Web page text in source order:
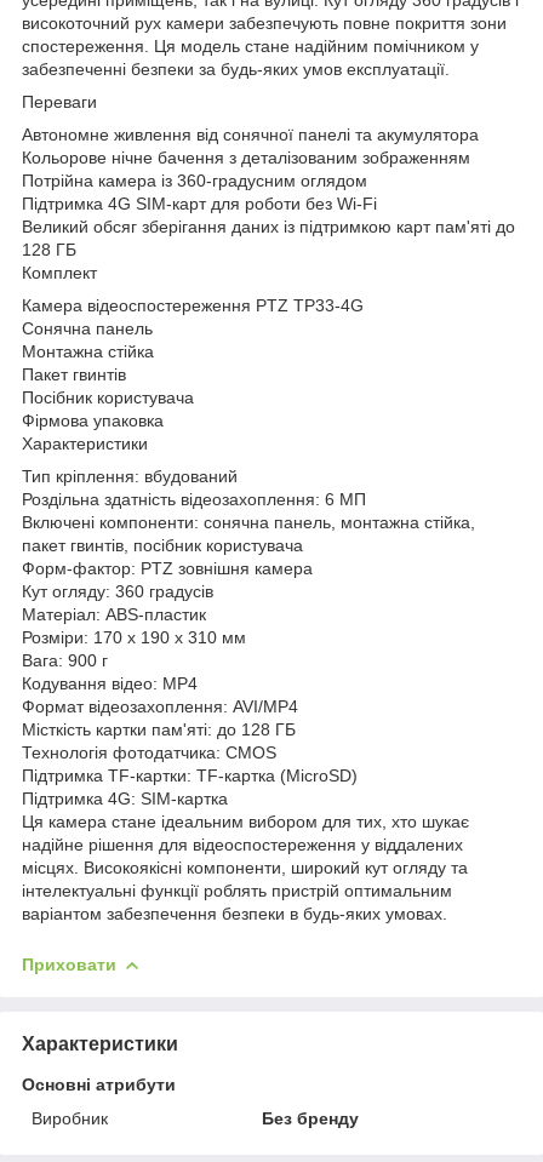
високоточний рух камери забезпечують повне покриття зони
спостереження. Ця модель стане надійним помічником у
забезпеченні безпеки за будь-яких умов експлуатації.
Переваги
Автономне живлення від сонячної панелі та акумулятора
Кольорове нічне бачення з деталізованим зображенням
Потрійна камера із 360-градусним оглядом
Підтримка 4G SIM-карт для роботи без Wi-Fi
Великий обсяг зберігання даних із підтримкою карт пам'яті до
128 ГБ
Комплект
Камера відеоспостереження PTZ TP33-4G
Сонячна панель
Монтажна стійка
Пакет гвинтів
Посібник користувача
Фірмова упаковка
Характеристики
Тип кріплення: вбудований
Роздільна здатність відеозахоплення: 6 МП
Включені компоненти: сонячна панель, монтажна стійка,
пакет гвинтів, посібник користувача
Форм-фактор: PTZ зовнішня камера
Кут огляду: 360 градусів
Матеріал: ABS-пластик
Розміри: 170 x 190 x 310 мм
Вага: 900 г
Кодування відео: MP4
Формат відеозахоплення: AVI/MP4
Місткість картки пам'яті: до 128 ГБ
Технологія фотодатчика: CMOS
Підтримка TF-картки: TF-картка (MicroSD)
Підтримка 4G: SIM-картка
Ця камера стане ідеальним вибором для тих, хто шукає
надійне рішення для відеоспостереження у віддалених
місцях. Високоякісні компоненти, широкий кут огляду та
інтелектуальні функції роблять пристрій оптимальним
варіантом забезпечення безпеки в будь-яких умовах.
Приховати
Характеристики
Основні атрибути
Виробник
Без бренду